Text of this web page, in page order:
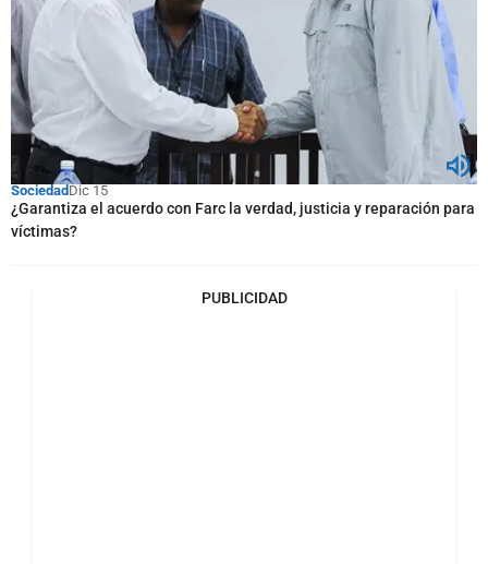
SociedadDic 15
¿Garantiza el acuerdo con Farc la verdad, justicia y reparación para
víctimas?
PUBLICIDAD